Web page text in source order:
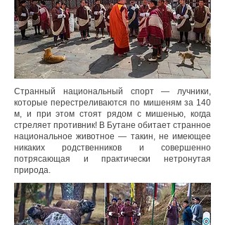
Странный национальный спорт — лучники,
которые перестреливаются по мишеням за 140
м, и при этом стоят рядом с мишенью, когда
стреляет противник! В Бутане обитает странное
национальное животное — такин, не имеющее
никаких родственников и совершенно
потрясающая и практически нетронутая
природа.